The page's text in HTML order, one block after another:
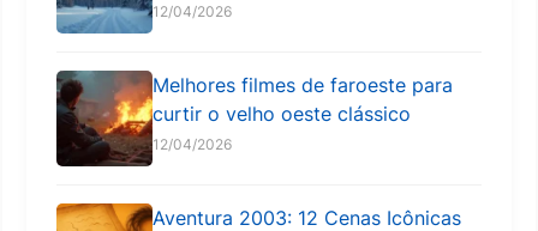
12/04/2026
Melhores filmes de faroeste para
curtir o velho oeste clássico
12/04/2026
Aventura 2003: 12 Cenas Icônicas